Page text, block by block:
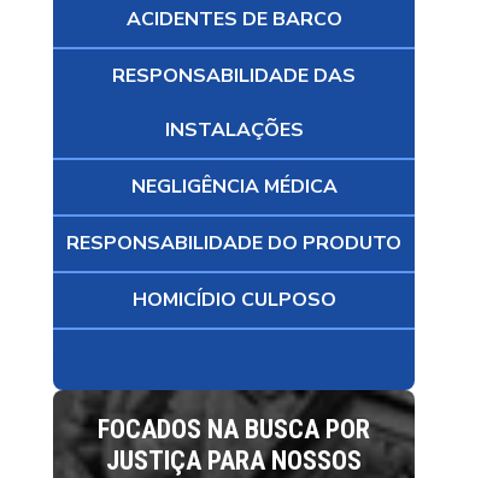
ACIDENTES DE BARCO
RESPONSABILIDADE DAS
INSTALAÇÕES
NEGLIGÊNCIA MÉDICA
RESPONSABILIDADE DO PRODUTO
HOMICÍDIO CULPOSO
FOCADOS NA BUSCA POR
JUSTIÇA PARA NOSSOS